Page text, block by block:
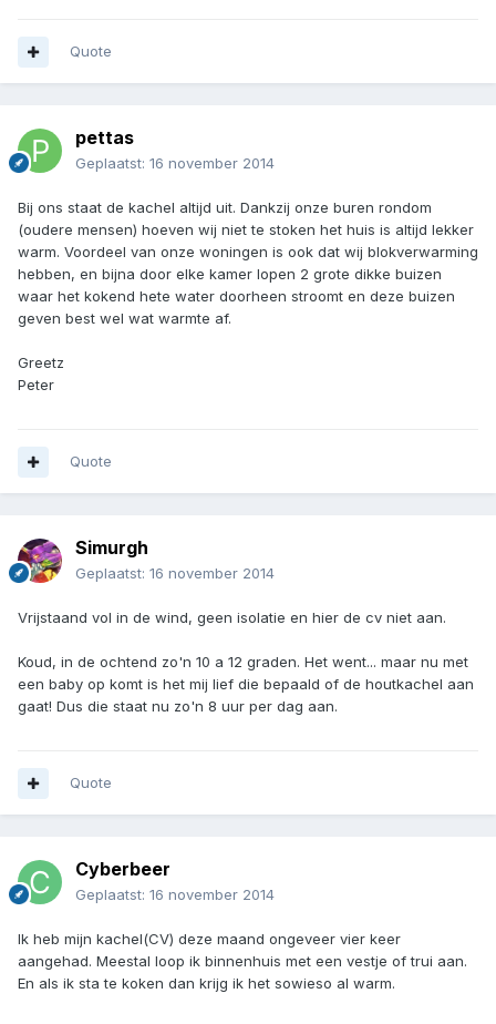
Quote
pettas
Geplaatst: 16 november 2014
Bij ons staat de kachel altijd uit. Dankzij onze buren rondom
(oudere mensen) hoeven wij niet te stoken het huis is altijd lekker
warm. Voordeel van onze woningen is ook dat wij blokverwarming
hebben, en bijna door elke kamer lopen 2 grote dikke buizen
waar het kokend hete water doorheen stroomt en deze buizen
geven best wel wat warmte af.
Greetz
Peter
Quote
Simurgh
Geplaatst: 16 november 2014
Vrijstaand vol in de wind, geen isolatie en hier de cv niet aan.
Koud, in de ochtend zo'n 10 a 12 graden. Het went... maar nu met
een baby op komt is het mij lief die bepaald of de houtkachel aan
gaat! Dus die staat nu zo'n 8 uur per dag aan.
Quote
Cyberbeer
Geplaatst: 16 november 2014
Ik heb mijn kachel(CV) deze maand ongeveer vier keer
aangehad. Meestal loop ik binnenhuis met een vestje of trui aan.
En als ik sta te koken dan krijg ik het sowieso al warm.